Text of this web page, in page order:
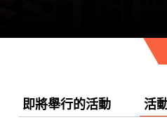
即將舉行的活動 活